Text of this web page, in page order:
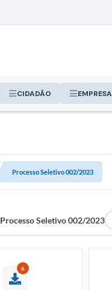
CIDADÃO EMPRESA
Processo Seletivo 002/2023
Processo Seletivo 002/2023
6